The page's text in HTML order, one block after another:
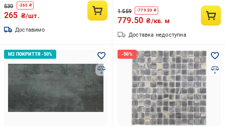
530 -265 ₴
265 ₴/шт.
Доставимо
1 559 -779.50 ₴
779.50 ₴/кв. м
Доставка недоступна